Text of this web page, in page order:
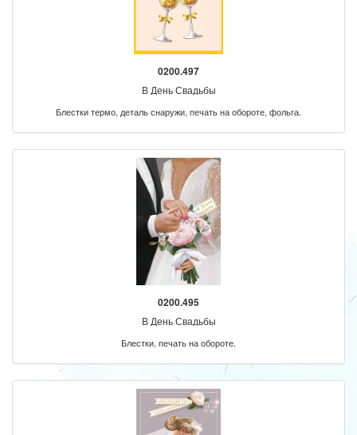
0200.497
В День Свадьбы
Блестки термо, деталь снаружи, печать на обороте, фольга.
0200.495
В День Свадьбы
Блестки, печать на обороте.